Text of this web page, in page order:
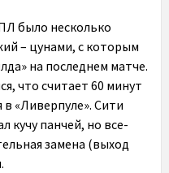
было несколько
– цунами, с которым
на последнем матче.
что считает 60 минут
«Ливерпуле». Сити
кучу панчей, но все-
замена (выход